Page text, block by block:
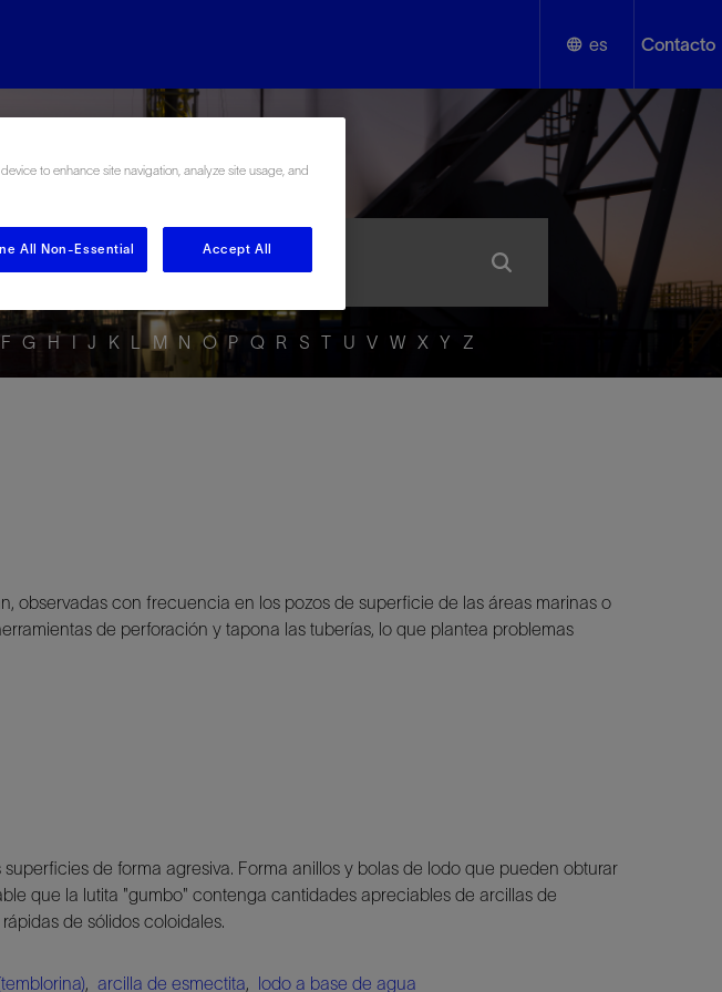
es
English
Español
Contacto
en Español
F G H I J K L M N O P Q R S T U V W X Y Z
observadas con frecuencia en los pozos de superficie de las áreas marinas o
de perforación y tapona las tuberías, lo que plantea problemas
de forma agresiva. Forma anillos y bolas de lodo que pueden obturar
que la lutita "gumbo" contenga cantidades apreciables de arcillas de
de sólidos coloidales.
, arcilla de esmectita, lodo a base de agua
to enhance site navigation, analyze site usage, and
All Non-Essential Accept All